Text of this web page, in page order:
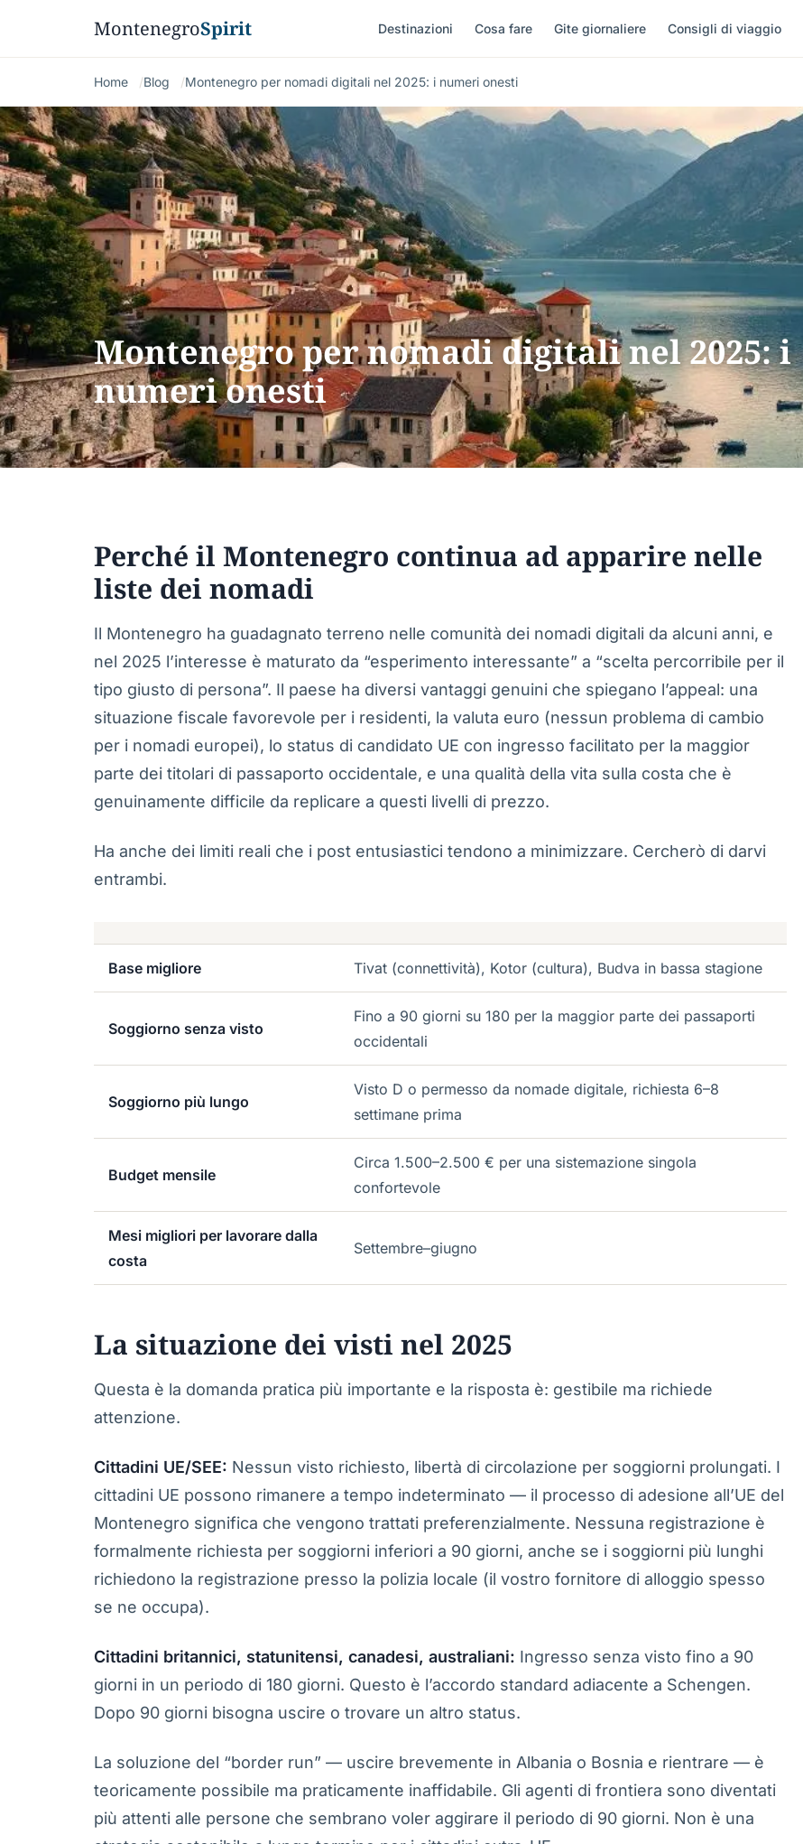
MontenegroSpirit Destinazioni Cosa fare Gite giornaliere Consigli di viaggio
Home Blog Montenegro per nomadi digitali nel 2025: i numeri onesti
Montenegro per nomadi digitali nel 2025: i
numeri onesti
Perché il Montenegro continua ad apparire nelle
liste dei nomadi
Il Montenegro ha guadagnato terreno nelle comunità dei nomadi digitali da alcuni anni, e
nel 2025 l’interesse è maturato da “esperimento interessante” a “scelta percorribile per il
tipo giusto di persona”. Il paese ha diversi vantaggi genuini che spiegano l’appeal: una
situazione fiscale favorevole per i residenti, la valuta euro (nessun problema di cambio
per i nomadi europei), lo status di candidato UE con ingresso facilitato per la maggior
parte dei titolari di passaporto occidentale, e una qualità della vita sulla costa che è
genuinamente difficile da replicare a questi livelli di prezzo.
Ha anche dei limiti reali che i post entusiastici tendono a minimizzare. Cercherò di darvi
entrambi.
Base migliore Tivat (connettività), Kotor (cultura), Budva in bassa stagione
Soggiorno senza visto
Fino a 90 giorni su 180 per la maggior parte dei passaporti
occidentali
Soggiorno più lungo
Visto D o permesso da nomade digitale, richiesta 6–8
settimane prima
Budget mensile
Circa 1.500–2.500 € per una sistemazione singola
confortevole
Mesi migliori per lavorare dalla
costa
Settembre–giugno
La situazione dei visti nel 2025
Questa è la domanda pratica più importante e la risposta è: gestibile ma richiede
attenzione.
Cittadini UE/SEE: Nessun visto richiesto, libertà di circolazione per soggiorni prolungati. I
cittadini UE possono rimanere a tempo indeterminato — il processo di adesione all’UE del
Montenegro significa che vengono trattati preferenzialmente. Nessuna registrazione è
formalmente richiesta per soggiorni inferiori a 90 giorni, anche se i soggiorni più lunghi
richiedono la registrazione presso la polizia locale (il vostro fornitore di alloggio spesso
se ne occupa).
Cittadini britannici, statunitensi, canadesi, australiani: Ingresso senza visto fino a 90
giorni in un periodo di 180 giorni. Questo è l’accordo standard adiacente a Schengen.
Dopo 90 giorni bisogna uscire o trovare un altro status.
La soluzione del “border run” — uscire brevemente in Albania o Bosnia e rientrare — è
teoricamente possibile ma praticamente inaffidabile. Gli agenti di frontiera sono diventati
più attenti alle persone che sembrano voler aggirare il periodo di 90 giorni. Non è una